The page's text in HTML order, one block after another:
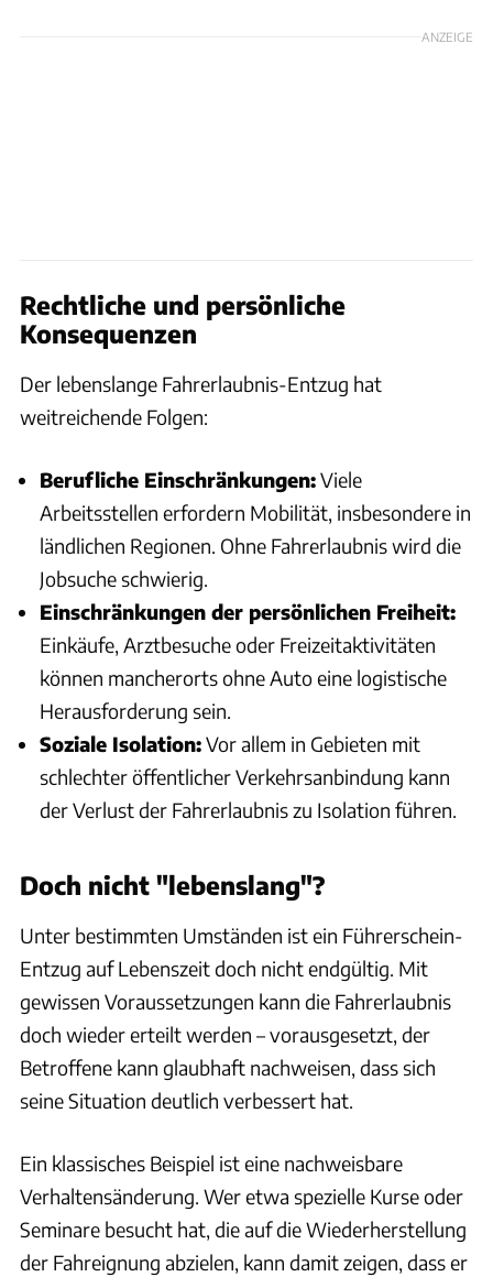
ANZEIGE
Rechtliche und persönliche
Konsequenzen
Der lebenslange Fahrerlaubnis-Entzug hat
weitreichende Folgen:
Berufliche Einschränkungen:Viele
Arbeitsstellen erfordern Mobilität, insbesondere in
ländlichen Regionen. Ohne Fahrerlaubnis wird die
Jobsuche schwierig.
Einschränkungen der persönlichen Freiheit:
Einkäufe, Arztbesuche oder Freizeitaktivitäten
können mancherorts ohne Auto eine logistische
Herausforderung sein.
Soziale Isolation:Vor allem in Gebieten mit
schlechter öffentlicher Verkehrsanbindung kann
der Verlust der Fahrerlaubnis zu Isolation führen.
Doch nicht "lebenslang"?
Unter bestimmten Umständen ist ein Führerschein-
Entzug auf Lebenszeit doch nicht endgültig. Mit
gewissen Voraussetzungen kann die Fahrerlaubnis
doch wieder erteilt werden – vorausgesetzt, der
Betroffene kann glaubhaft nachweisen, dass sich
seine Situation deutlich verbessert hat.
Ein klassisches Beispiel ist eine nachweisbare
Verhaltensänderung. Wer etwa spezielle Kurse oder
Seminare besucht hat, die auf die Wiederherstellung
der Fahreignung abzielen, kann damit zeigen, dass er